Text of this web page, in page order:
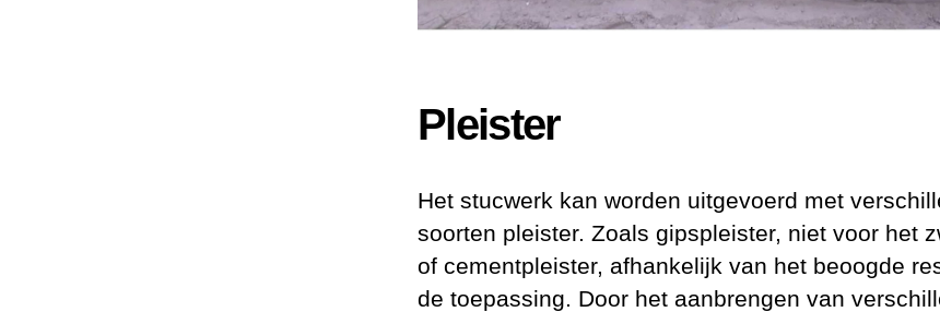
Pleister
Het stucwerk kan worden uitgevoerd met
soorten pleister. Zoals gipspleister, niet voor het
of cementpleister, afhankelijk van het beoogde
de toepassing. Door het aanbrengen van